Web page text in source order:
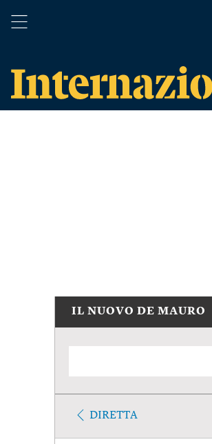
IL NUOVO DE MAURO
DIRETTA